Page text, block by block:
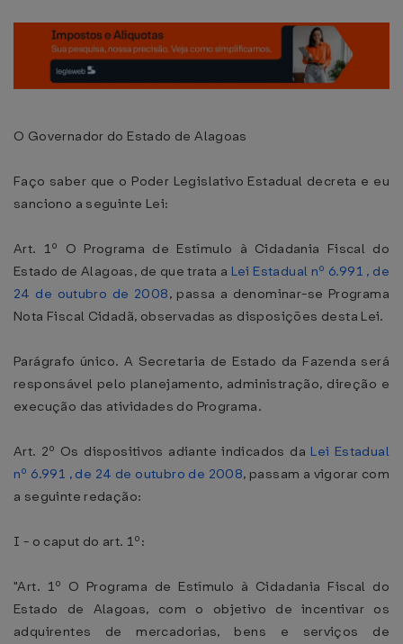
O Governador do Estado de Alagoas
Faço saber que o Poder Legislativo Estadual decreta e eu
sanciono a seguinte Lei:
Art. 1º O Programa de Estímulo à Cidadania Fiscal do
Estado de Alagoas, de que trata a Lei Estadual nº 6.991 , de
24 de outubro de 2008, passa a denominar-se Programa
Nota Fiscal Cidadã, observadas as disposições desta Lei.
Parágrafo único. A Secretaria de Estado da Fazenda será
responsável pelo planejamento, administração, direção e
execução das atividades do Programa.
Art. 2º Os dispositivos adiante indicados da Lei Estadual
nº 6.991 , de 24 de outubro de 2008, passam a vigorar com
a seguinte redação:
I - o caput do art. 1º:
"Art. 1º O Programa de Estímulo à Cidadania Fiscal do
Estado de Alagoas, com o objetivo de incentivar os
adquirentes de mercadorias, bens e serviços de